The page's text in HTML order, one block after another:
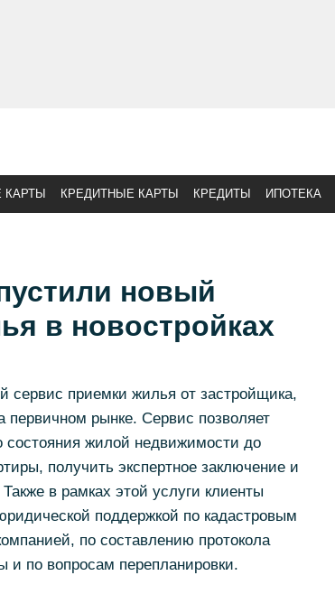
КРЕДИТНЫЕ КАРТЫ КРЕДИТЫ ИПОТЕКА
новый
в новостройках
сервис приемки жилья от застройщика,
первичном рынке. Сервис позволяет
состояния жилой недвижимости до
получить экспертное заключение и
в рамках этой услуги клиенты
поддержкой по кадастровым
по составлению протокола
и по вопросам перепланировки.